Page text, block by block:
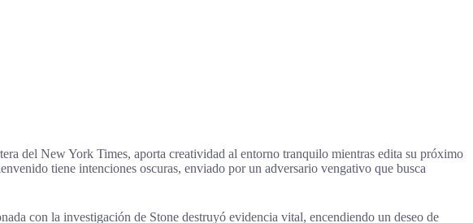
del New York Times, aporta creatividad al entorno tranquilo mientras edita su próximo
tiene intenciones oscuras, enviado por un adversario vengativo que busca
con la investigación de Stone destruyó evidencia vital, encendiendo un deseo de